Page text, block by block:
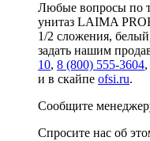
Любые вопросы по
унитаз LAIMA
1/2 сложения,
задать нашим
10, 8 (800) 555-3604
и в скайпе ofsi.ru.
Сообщите
Спросите нас об